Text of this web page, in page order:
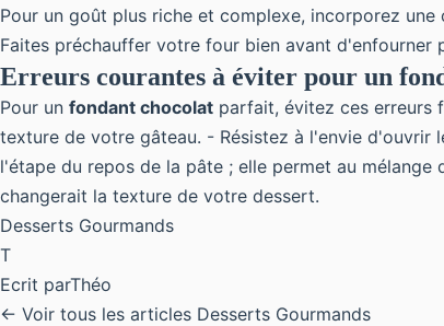
Pour un goût plus riche et complexe, incorporez
Faites préchauffer votre four bien avant d'enfourner
Erreurs courantes à éviter pour un
Pour un fondant chocolat parfait, évitez ces erreurs
texture de votre gâteau. - Résistez à l'envie d'ouvrir
l'étape du repos de la pâte ; elle permet au
changerait la texture de votre dessert.
Desserts Gourmands
T
Ecrit parThéo
← Voir tous les articles Desserts Gourmands